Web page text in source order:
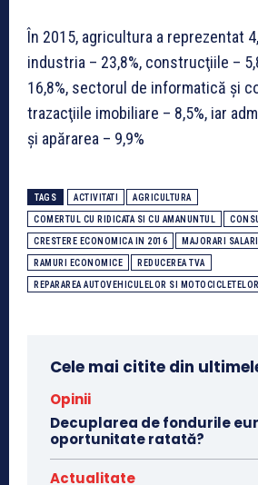
În 2015, agricultura a reprezentat
industria – 23,8%, construcţiile –
16,8%, sectorul de informatică şi
trazacţiile imobiliare – 8,5%, iar
şi apărarea – 9,9%
TAGS ACTIVITATI AGRICULTURA
COMERTUL CU RIDICATA SI CU AMANUNTUL
CRESTERE ECONOMICA IN 2016 MAJORARI
RAMURI ECONOMICE REDUCEREA TVA
REPARAREA AUTOVEHICULELOR SI MOTOCICLETELOR
Cele mai citite din
Opinii
Decuplarea de fondurile
oportunitate ratată?
Actualitate